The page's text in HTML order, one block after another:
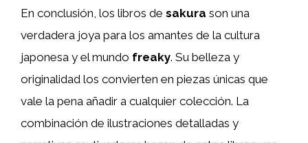
En conclusión, los libros de sakura son una
verdadera joya para los amantes de la cultura
japonesa y el mundo freaky. Su belleza y
originalidad los convierten en piezas únicas que
vale la pena añadir a cualquier colección. La
combinación de ilustraciones detalladas y